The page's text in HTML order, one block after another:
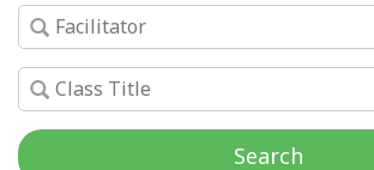
de
Access
Regiones
Search